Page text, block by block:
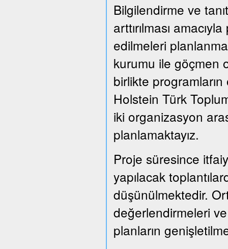
Bilgilendirme ve
arttırılması
edilmeleri
kurumu ile göçmen
birlikte
Holstein Türk
iki organizasyon
planlamaktayız.
Proje süresince
yapılacak
düşünülmektedir.
değerlendirmeleri
planların